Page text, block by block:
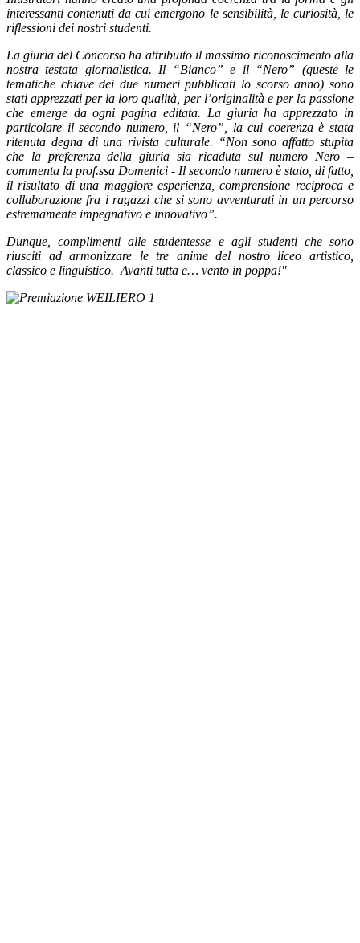
interessanti contenuti da cui emergono le sensibilità, le curiosità, le
riflessioni dei nostri studenti.
La giuria del Concorso ha attribuito il massimo riconoscimento alla
nostra testata giornalistica. Il “Bianco” e il “Nero” (queste le
tematiche chiave dei due numeri pubblicati lo scorso anno) sono
stati apprezzati per la loro qualità, per l’originalità e per la passione
che emerge da ogni pagina editata. La giuria ha apprezzato in
particolare il secondo numero, il “Nero”, la cui coerenza è stata
ritenuta degna di una rivista culturale. “Non sono affatto stupita
che la preferenza della giuria sia ricaduta sul numero Nero –
commenta la prof.ssa Domenici - Il secondo numero è stato, di fatto,
il risultato di una maggiore esperienza, comprensione reciproca e
collaborazione fra i ragazzi che si sono avventurati in un percorso
estremamente impegnativo e innovativo”.
Dunque, complimenti alle studentesse e agli studenti che sono
riusciti ad armonizzare le tre anime del nostro liceo artistico,
classico e linguistico. Avanti tutta e… vento in poppa!"